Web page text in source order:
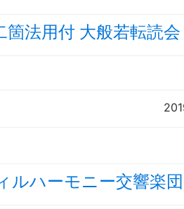
箇法用付 大般若転読会
ルハーモニー交響楽